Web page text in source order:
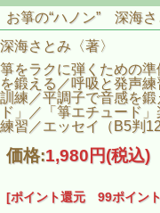
お箏の“ハノン” 深海さ
深海さとみ〈著〉
箏をラクに弾くための
を鍛える／呼吸と発声
訓練／平調子で音感を
ド」／「箏エチュード
練習／エッセイ（B5判
価格:1,980円(税込)
[ポイント還元 99ポイン